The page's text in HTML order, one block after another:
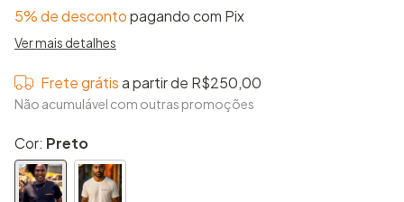
5% de descontopagando com Pix
Ver mais detalhes
Frete grátis a partir de R$250,00
Não acumulável com outras promoções
Cor: Preto